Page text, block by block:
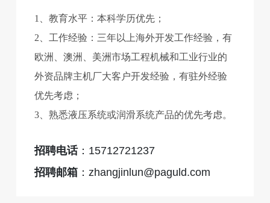
1、教育水平：本科学历优先；
2、工作经验：三年以上海外开发工作经验，有
欧洲、澳洲、美洲市场工程机械和工业行业的
外资品牌主机厂大客户开发经验，有驻外经验
优先考虑；
3、熟悉液压系统或润滑系统产品的优先考虑。
招聘电话： 15712721237
招聘邮箱 ： zhangjinlun@paguld.com